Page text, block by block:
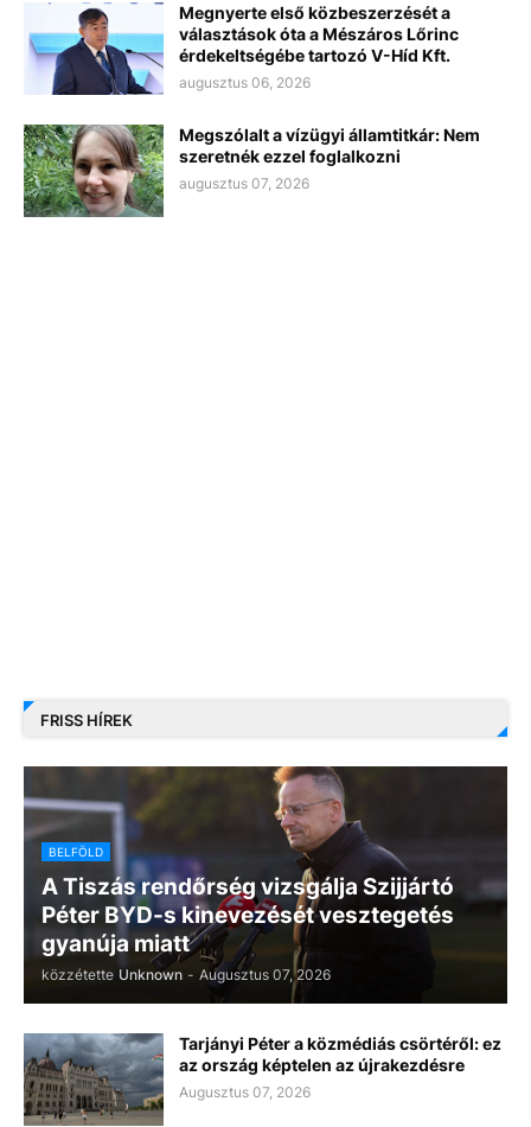
Megnyerte első közbeszerzését a
választások óta a Mészáros Lőrinc
érdekeltségébe tartozó V-Híd Kft.
augusztus 06, 2026
Megszólalt a vízügyi államtitkár: Nem
szeretnék ezzel foglalkozni
augusztus 07, 2026
FRISS HÍREK
BELFÖLD
A Tiszás rendőrség vizsgálja Szijjártó
Péter BYD-s kinevezését vesztegetés
gyanúja miatt
közzétette Unknown - Augusztus 07, 2026
Tarjányi Péter a közmédiás csörtéről: ez
az ország képtelen az újrakezdésre
Augusztus 07, 2026